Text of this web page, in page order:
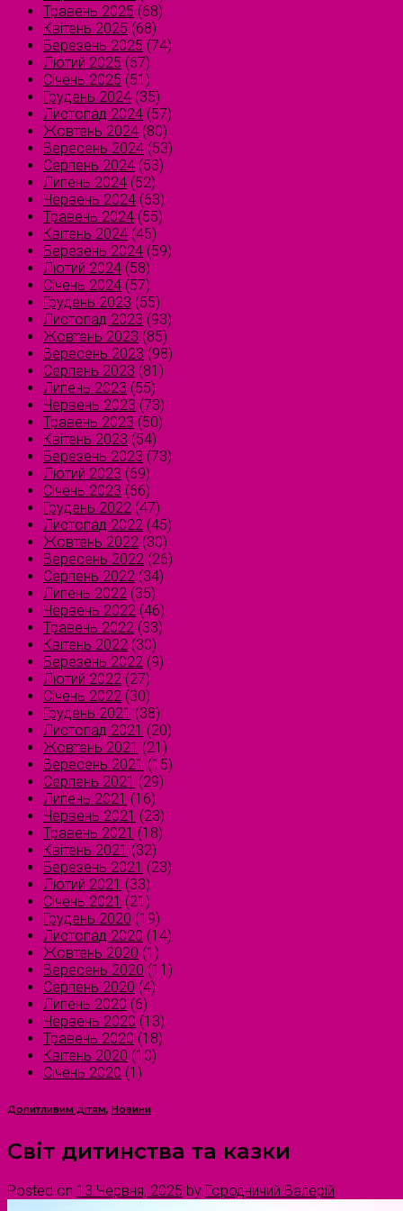
Травень 2025 (68)
Квітень 2025 (68)
Березень 2025 (74)
Лютий 2025 (67)
Січень 2025 (51)
Грудень 2024 (35)
Листопад 2024 (57)
Жовтень 2024 (80)
Вересень 2024 (53)
Серпень 2024 (53)
Липень 2024 (52)
Червень 2024 (63)
Травень 2024 (55)
Квітень 2024 (45)
Березень 2024 (59)
Лютий 2024 (58)
Січень 2024 (57)
Грудень 2023 (55)
Листопад 2023 (93)
Жовтень 2023 (85)
Вересень 2023 (98)
Серпень 2023 (81)
Липень 2023 (55)
Червень 2023 (73)
Травень 2023 (50)
Квітень 2023 (54)
Березень 2023 (73)
Лютий 2023 (69)
Січень 2023 (66)
Грудень 2022 (47)
Листопад 2022 (45)
Жовтень 2022 (30)
Вересень 2022 (26)
Серпень 2022 (34)
Липень 2022 (35)
Червень 2022 (46)
Травень 2022 (33)
Квітень 2022 (30)
Березень 2022 (9)
Лютий 2022 (27)
Січень 2022 (30)
Грудень 2021 (38)
Листопад 2021 (20)
Жовтень 2021 (21)
Вересень 2021 (15)
Серпень 2021 (29)
Липень 2021 (16)
Червень 2021 (23)
Травень 2021 (18)
Квітень 2021 (32)
Березень 2021 (23)
Лютий 2021 (33)
Січень 2021 (21)
Грудень 2020 (19)
Листопад 2020 (14)
Жовтень 2020 (1)
Вересень 2020 (11)
Серпень 2020 (4)
Липень 2020 (6)
Червень 2020 (13)
Травень 2020 (18)
Квітень 2020 (10)
Січень 2020 (1)
Допитливим дітям, Новини
Світ дитинства та казки
Posted on 13 Червня, 2025 by Городничий Валерій